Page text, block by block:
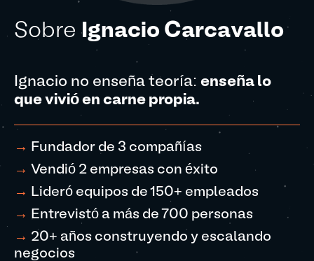
Sobre Ignacio Carcavallo
Ignacio no enseña teoría: enseña lo
que vivió en carne propia.
→
Fundador de 3 compañías
→ Vendió 2 empresas con éxito
→
Lideró equipos de 150+ empleados
→
Entrevistó a más de 700 personas
→ 20+ años construyendo y escalando
negocios